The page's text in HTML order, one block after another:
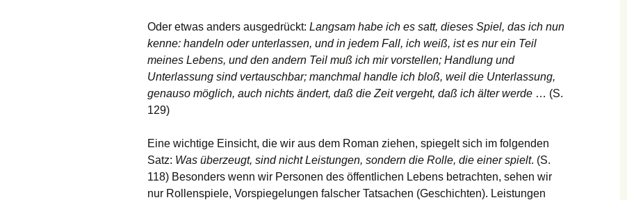
Oder etwas anders ausgedrückt: Langsam habe ich es satt, dieses Spiel, das ich nun
kenne: handeln oder unterlassen, und in jedem Fall, ich weiß, ist es nur ein Teil
meines Lebens, und den andern Teil muß ich mir vorstellen; Handlung und
Unterlassung sind vertauschbar; manchmal handle ich bloß, weil die Unterlassung,
genauso möglich, auch nichts ändert, daß die Zeit vergeht, daß ich älter werde … (S.
129)
Eine wichtige Einsicht, die wir aus dem Roman ziehen, spiegelt sich im folgenden
Satz: Was überzeugt, sind nicht Leistungen, sondern die Rolle, die einer spielt. (S.
118) Besonders wenn wir Personen des öffentlichen Lebens betrachten, sehen wir
nur Rollenspiele, Vorspiegelungen falscher Tatsachen (Geschichten). Leistungen